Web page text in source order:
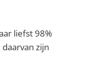
liefst 98%
zijn